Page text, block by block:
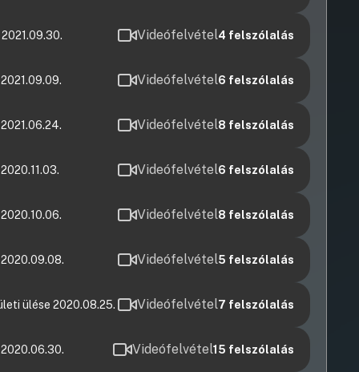
Videófelvétel4 felszólalás
Videófelvétel6 felszólalás
Videófelvétel8 felszólalás
Videófelvétel6 felszólalás
Videófelvétel8 felszólalás
Videófelvétel5 felszólalás
ülése 2020.08.25. Videófelvétel7 felszólalás
Videófelvétel15 felszólalás